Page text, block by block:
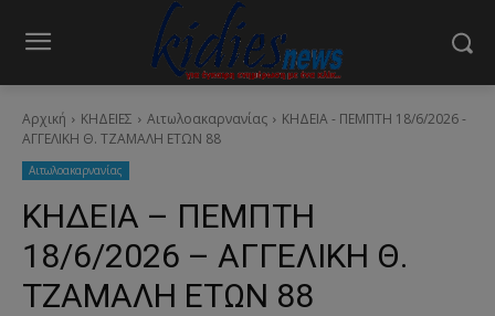
Αρχική ΚΗΔΕΙΕΣ Aιτωλοακαρνανίας
ΚΗΔΕΙΑ - ΠΕΜΠΤΗ 18/6/2026 -
ΑΓΓΕΛΙΚΗ Θ. ΤΖΑΜΑΛΗ ΕΤΩΝ 88
Aιτωλοακαρνανίας
ΚΗΔΕΙΑ – ΠΕΜΠΤΗ
18/6/2026 – ΑΓΓΕΛΙΚΗ Θ.
ΤΖΑΜΑΛΗ ΕΤΩΝ 88